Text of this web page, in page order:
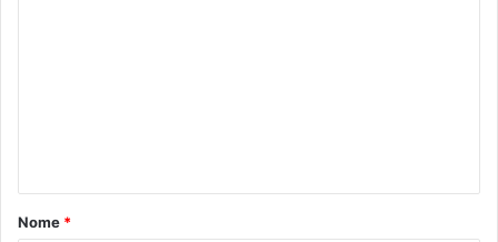
á
r
Nome *